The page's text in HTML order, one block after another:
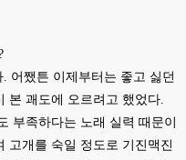
어쨌튼 이제부터는 좋고 싫던
본 괘도에 오르려고 했었다.
부족하다는 노래 실력 때문이
고개를 숙일 정도로 기진맥진